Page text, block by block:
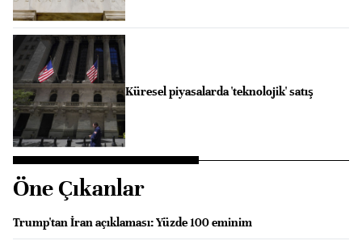
Küresel piyasalarda 'teknolojik' satış
Öne Çıkanlar
Trump'tan İran açıklaması: Yüzde 100 eminim